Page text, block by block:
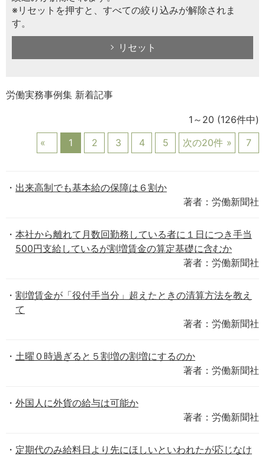
※リセットを押すと、すべての絞り込みが解除されま
す。
リセット
労働実務事例集 新着記事
1～20 (126件中)
1
2 3 4 5 次の20件 7
出来高制でも基本給の保障は６割か
著者：労働新聞社
本社から離れて月数回勤務している者に１日につき手当
500円支給しているが割増賃金の算定基礎に含むか
著者：労働新聞社
割増賃金が「役付手当分」超えたときの清算方法を教え
て
著者：労働新聞社
土曜０時過ぎると５割増の割増にするのか
著者：労働新聞社
外国人に外貨の給与は可能か
著者：労働新聞社
定期代のみ給料日より先にほしいといわれたが応じなけ